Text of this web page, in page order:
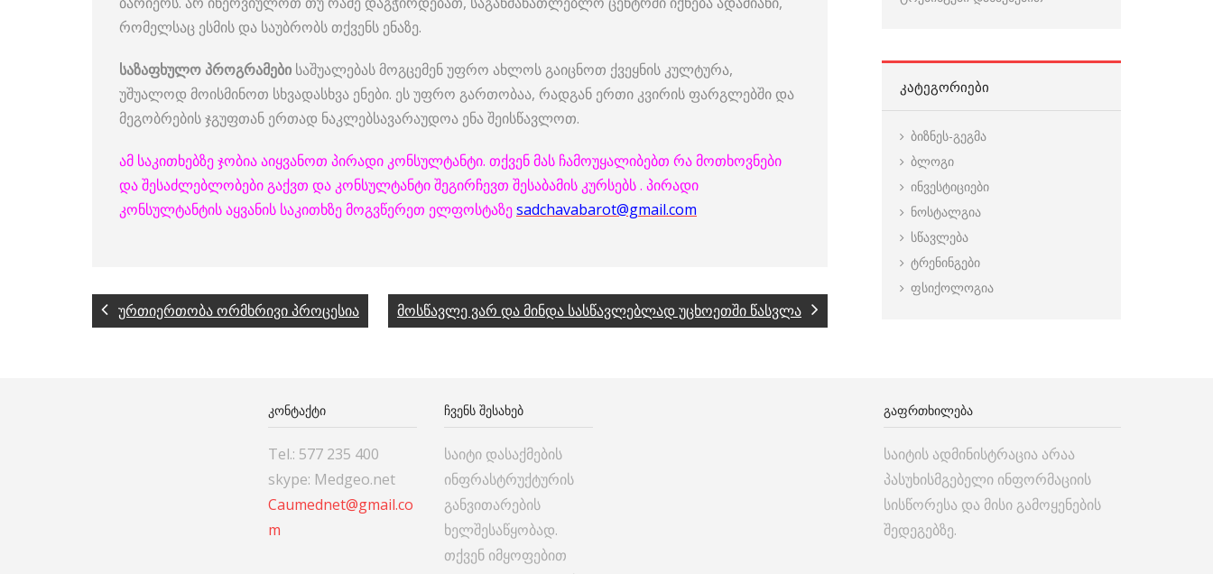
რომელსაც ესმის და საუბრობს თქვენს ენაზე.
საზაფხულო პროგრამები საშუალებას მოგცემენ უფრო ახლოს გაიცნოთ ქვეყნის კულტურა,
უშუალოდ მოისმინოთ სხვადასხვა ენები. ეს უფრო გართობაა, რადგან ერთი კვირის ფარგლებში და
მეგობრების ჯგუფთან ერთად ნაკლებსავარაუდოა ენა შეისწავლოთ.
ამ საკითხებზე ჯობია აიყვანოთ პირადი კონსულტანტი. თქვენ მას ჩამოუყალიბებთ რა მოთხოვნები
და შესაძლებლობები გაქვთ და კონსულტანტი შეგირჩევთ შესაბამის კურსებს . პირადი
კონსულტანტის აყვანის საკითხზე მოგვწერეთ ელფოსტაზეsadchavabarot@gmail.com
ურთიერთობა ორმხრივი პროცესია მოსწავლე ვარ და მინდა სასწავლებლად უცხოეთში წასვლა
ᲙᲐᲢᲔᲒᲝᲠᲘᲔᲑᲘ
ბიზნეს-გეგმა
ბლოგი
ინვესტიციები
ნოსტალგია
სწავლება
ტრენინგები
ფსიქოლოგია
ᲙᲝᲜᲢᲐᲥᲢᲘ
Tel.: 577 235 400
skype: Medgeo.net
Caumednet@gmail.co
m
ᲩᲕᲔᲜᲡ ᲨᲔᲡᲐᲮᲔᲑ
საიტი დასაქმების
ინფრასტრუქტურის
განვითარების
ხელშესაწყობად.
თქვენ იმყოფებით
ᲒᲐᲤᲠᲗᲮᲘᲚᲔᲑᲐ
საიტის ადმინისტრაცია არაა
პასუხისმგებელი ინფორმაციის
სისწორესა და მისი გამოყენების
შედეგებზე.